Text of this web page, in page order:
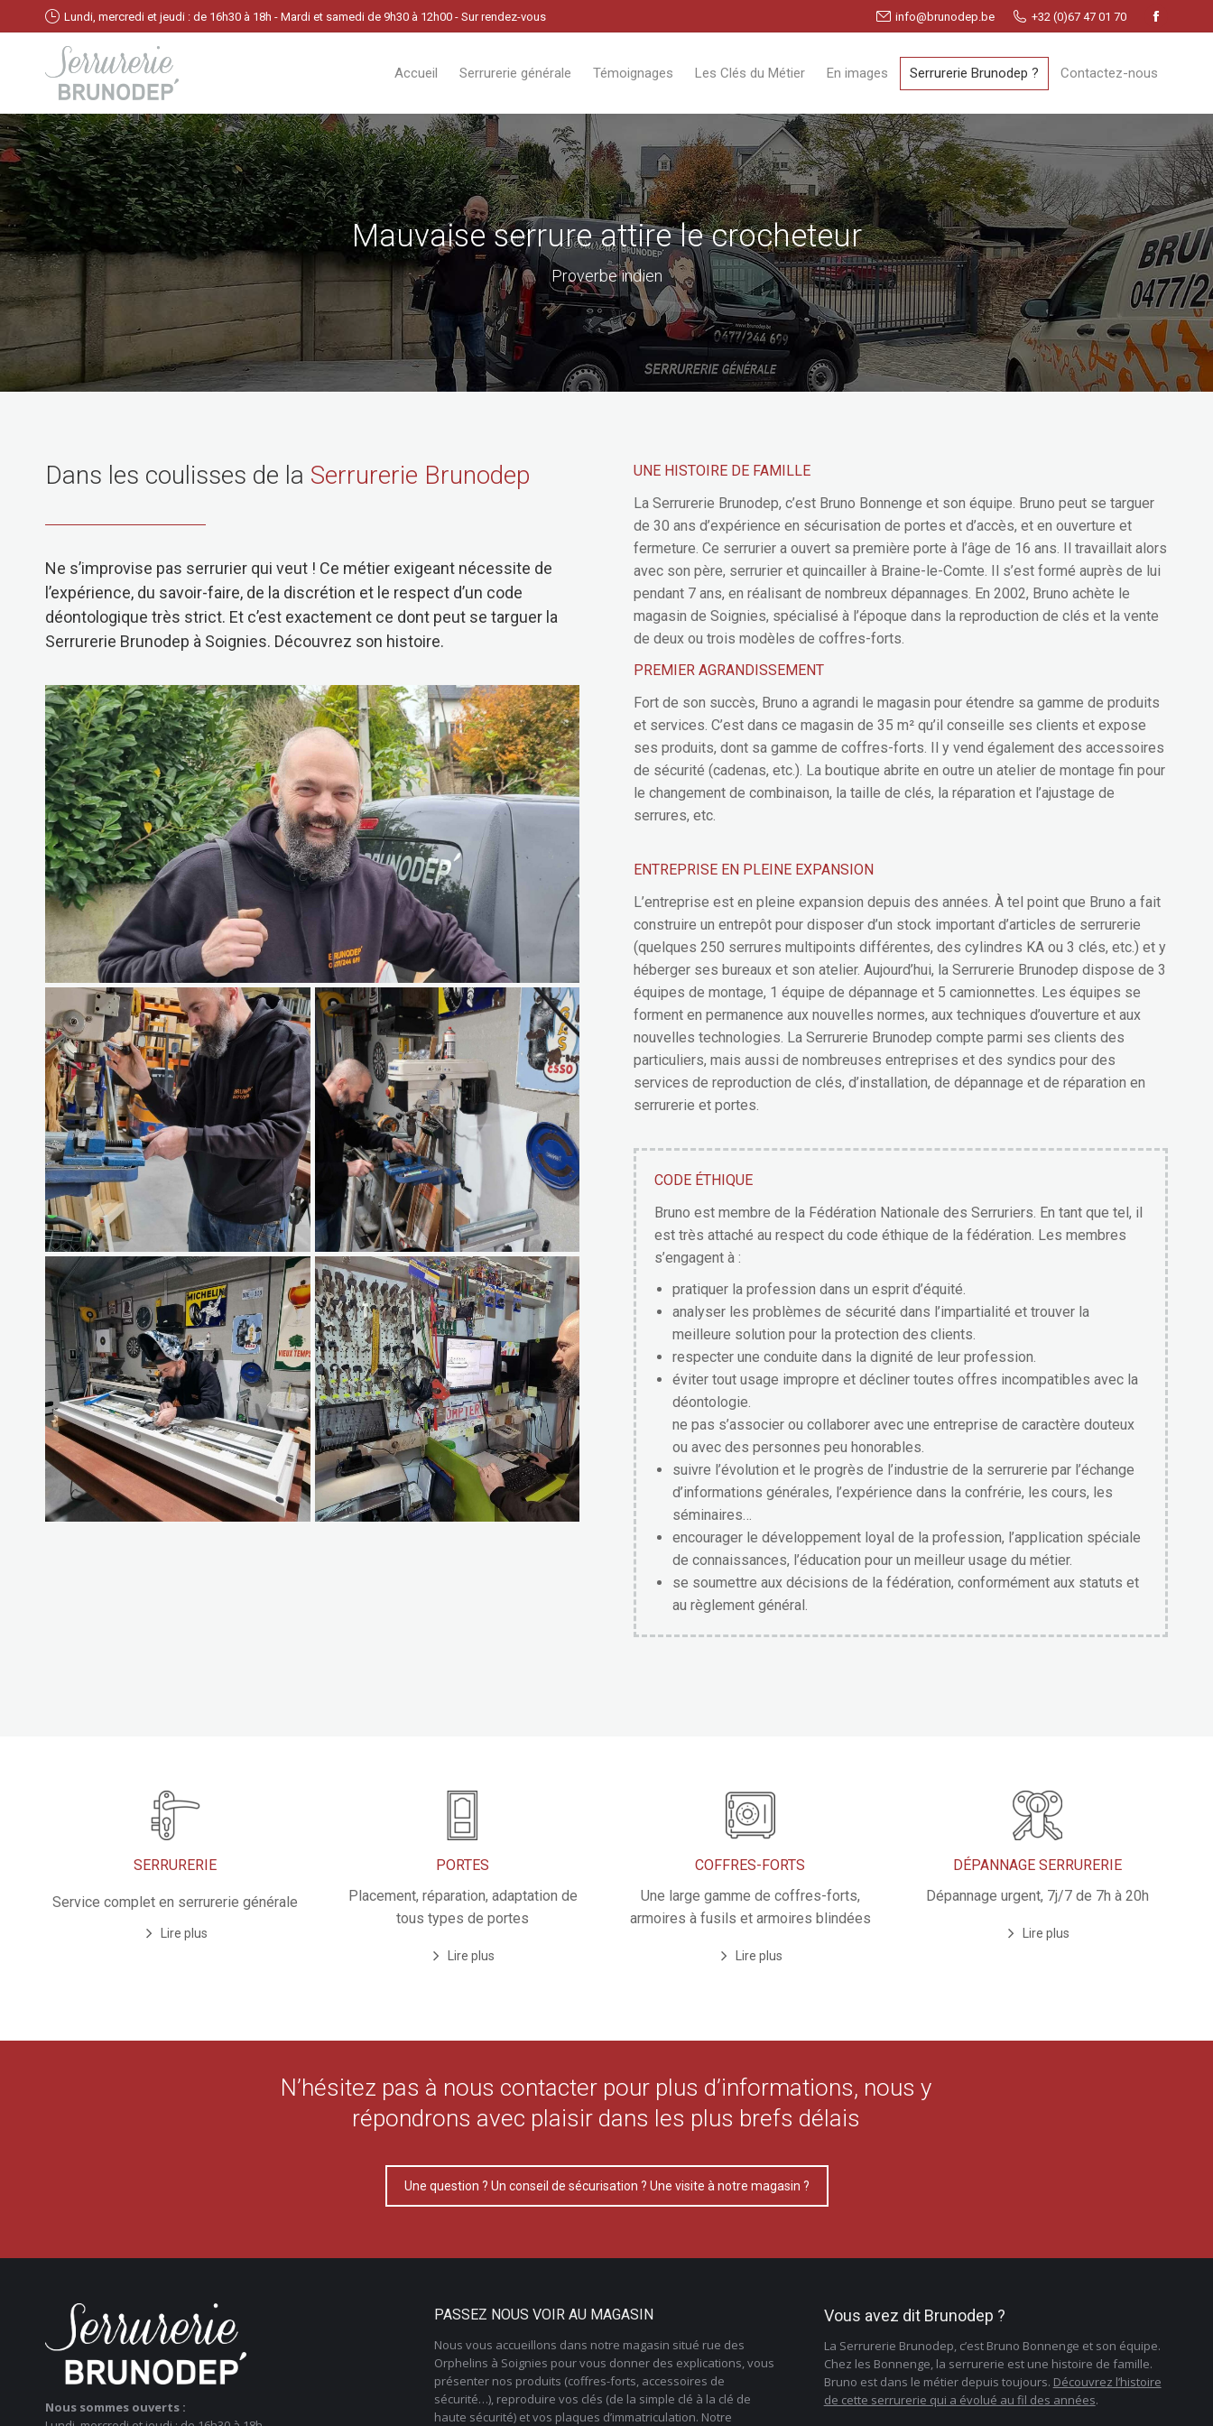
Lundi, mercredi et jeudi : de 16h30 à 18h - Mardi et samedi de 9h30 à 12h00 - Sur rendez-vous info@brunodep.be +32 (0)67 47 01 70
opens
window
Accueil Serrurerie générale Témoignages Les Clés du Métier En images Serrurerie Brunodep ? Contactez-nous
Mauvaise serrure attire le crocheteur
Proverbe indien
Dans les coulisses de la Serrurerie Brunodep
Ne s’improvise pas serrurier qui veut ! Ce métier exigeant nécessite de
l’expérience, du savoir-faire, de la discrétion et le respect d’un code
déontologique très strict. Et c’est exactement ce dont peut se targuer la
Serrurerie Brunodep à Soignies. Découvrez son histoire.
UNE HISTOIRE DE FAMILLE
La Serrurerie Brunodep, c’est Bruno Bonnenge et son équipe. Bruno peut se targuer
de 30 ans d’expérience en sécurisation de portes et d’accès, et en ouverture et
fermeture. Ce serrurier a ouvert sa première porte à l’âge de 16 ans. Il travaillait alors
avec son père, serrurier et quincailler à Braine-le-Comte. Il s’est formé auprès de lui
pendant 7 ans, en réalisant de nombreux dépannages. En 2002, Bruno achète le
magasin de Soignies, spécialisé à l’époque dans la reproduction de clés et la vente
de deux ou trois modèles de coffres-forts.
PREMIER AGRANDISSEMENT
Fort de son succès, Bruno a agrandi le magasin pour étendre sa gamme de produits
et services. C’est dans ce magasin de 35 m² qu’il conseille ses clients et expose
ses produits, dont sa gamme de coffres-forts. Il y vend également des accessoires
de sécurité (cadenas, etc.). La boutique abrite en outre un atelier de montage fin pour
le changement de combinaison, la taille de clés, la réparation et l’ajustage de
serrures, etc.
ENTREPRISE EN PLEINE EXPANSION
L’entreprise est en pleine expansion depuis des années. À tel point que Bruno a fait
construire un entrepôt pour disposer d’un stock important d’articles de serrurerie
(quelques 250 serrures multipoints différentes, des cylindres KA ou 3 clés, etc.) et y
héberger ses bureaux et son atelier. Aujourd’hui, la Serrurerie Brunodep dispose de 3
équipes de montage, 1 équipe de dépannage et 5 camionnettes. Les équipes se
forment en permanence aux nouvelles normes, aux techniques d’ouverture et aux
nouvelles technologies. La Serrurerie Brunodep compte parmi ses clients des
particuliers, mais aussi de nombreuses entreprises et des syndics pour des
services de reproduction de clés, d’installation, de dépannage et de réparation en
serrurerie et portes.
CODE ÉTHIQUE
Bruno est membre de la Fédération Nationale des Serruriers. En tant que tel, il
est très attaché au respect du code éthique de la fédération. Les membres
s’engagent à :
pratiquer la profession dans un esprit d’équité.
analyser les problèmes de sécurité dans l’impartialité et trouver la
meilleure solution pour la protection des clients.
respecter une conduite dans la dignité de leur profession.
éviter tout usage impropre et décliner toutes offres incompatibles avec la
déontologie.
ne pas s’associer ou collaborer avec une entreprise de caractère douteux
ou avec des personnes peu honorables.
suivre l’évolution et le progrès de l’industrie de la serrurerie par l’échange
d’informations générales, l’expérience dans la confrérie, les cours, les
séminaires…
encourager le développement loyal de la profession, l’application spéciale
de connaissances, l’éducation pour un meilleur usage du métier.
se soumettre aux décisions de la fédération, conformément aux statuts et
au règlement général.
SERRURERIE
Service complet en serrurerie générale
Lire plus
PORTES
Placement, réparation, adaptation de
tous types de portes
Lire plus
COFFRES-FORTS
Une large gamme de coffres-forts,
armoires à fusils et armoires blindées
Lire plus
DÉPANNAGE SERRURERIE
Dépannage urgent, 7j/7 de 7h à 20h
Lire plus
N’hésitez pas à nous contacter pour plus d’informations, nous y
répondrons avec plaisir dans les plus brefs délais
Une question ? Un conseil de sécurisation ? Une visite à notre magasin ?
Nous sommes ouverts :
PASSEZ NOUS VOIR AU MAGASIN
Nous vous accueillons dans notre magasin situé rue des
Orphelins à Soignies pour vous donner des explications, vous
présenter nos produits (coffres-forts, accessoires de
sécurité…), reproduire vos clés (de la simple clé à la clé de
haute sécurité) et vos plaques d’immatriculation. Notre
Vous avez dit Brunodep ?
La Serrurerie Brunodep, c’est Bruno Bonnenge et son équipe.
Chez les Bonnenge, la serrurerie est une histoire de famille.
Bruno est dans le métier depuis toujours. Découvrez l’histoire
de cette serrurerie qui a évolué au fil des années.